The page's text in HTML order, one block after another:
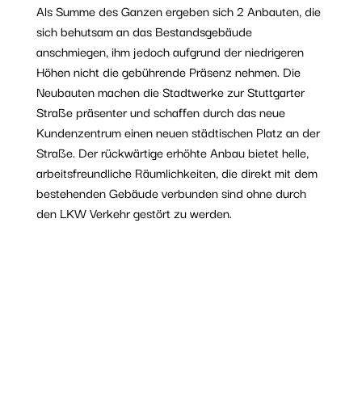
Als Summe des Ganzen ergeben sich 2 Anbauten, die
sich behutsam an das Bestandsgebäude
anschmiegen, ihm jedoch aufgrund der niedrigeren
Höhen nicht die gebührende Präsenz nehmen. Die
Neubauten machen die Stadtwerke zur Stuttgarter
Straße präsenter und schaffen durch das neue
Kundenzentrum einen neuen städtischen Platz an der
Straße. Der rückwärtige erhöhte Anbau bietet helle,
arbeitsfreundliche Räumlichkeiten, die direkt mit dem
bestehenden Gebäude verbunden sind ohne durch
den LKW Verkehr gestört zu werden.